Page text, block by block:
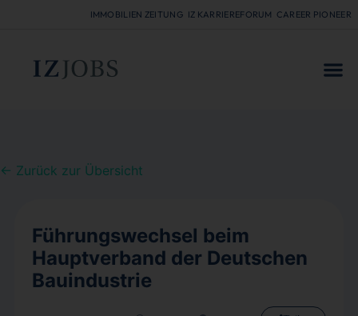
IMMOBILIEN ZEITUNG IZ KARRIEREFORUM CAREER PIONEER
← Zurück zur Übersicht
Führungswechsel beim
Hauptverband der Deutschen
Bauindustrie